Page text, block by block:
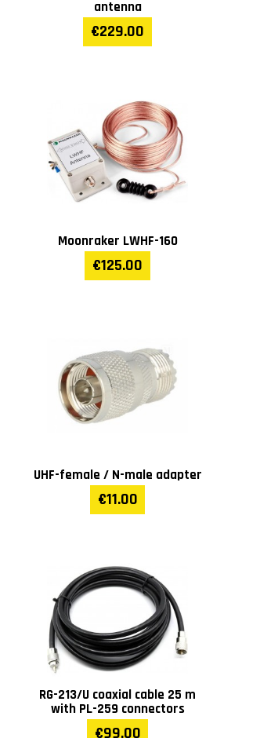
antenna
€229.00
Moonraker LWHF-160
€125.00
UHF-female / N-male adapter
€11.00
RG-213/U coaxial cable 25 m
with PL-259 connectors
€99.00